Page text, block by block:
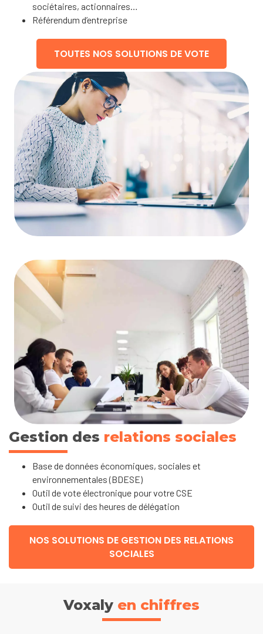
sociétaires, actionnaires…
Référendum d’entreprise
TOUTES NOS SOLUTIONS DE VOTE
Gestion des relations sociales
Base de données économiques, sociales et
environnementales (BDESE)
Outil de vote électronique pour votre CSE
Outil de suivi des heures de délégation
NOS SOLUTIONS DE GESTION DES RELATIONS
SOCIALES
Voxaly en chiffres